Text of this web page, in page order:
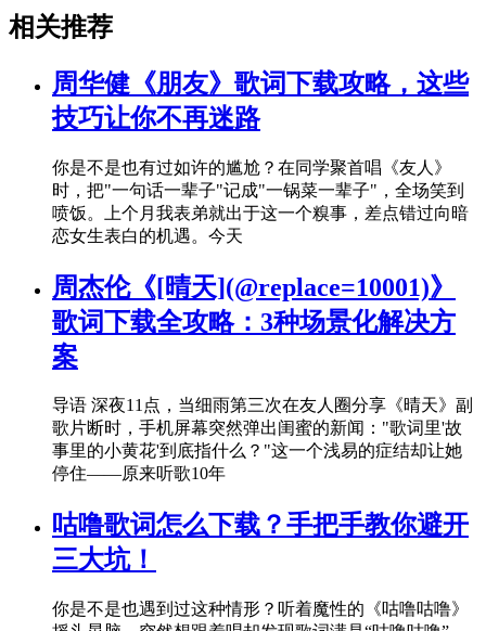
相关推荐
周华健《朋友》歌词下载攻略，这些
技巧让你不再迷路
你是不是也有过如许的尴尬？在同学聚首唱《友人》
时，把"一句话一辈子"记成"一锅菜一辈子"，全场笑到
喷饭。上个月我表弟就出于这一个糗事，差点错过向暗
恋女生表白的机遇。今天
周杰伦《[晴天](@replace=10001)》
歌词下载全攻略：3种场景化解决方
案
导语 深夜11点，当细雨第三次在友人圈分享《晴天》副
歌片断时，手机屏幕突然弹出闺蜜的新闻："歌词里'故
事里的小黄花'到底指什么？"这一个浅易的症结却让她
停住——原来听歌10年
咕噜歌词怎么下载？手把手教你避开
三大坑！
你是不是也遇到过这种情形？听着魔性的《咕噜咕噜》